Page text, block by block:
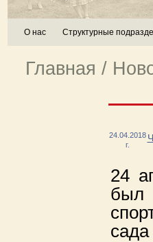
О нас Структурные
Главная /
24.04.2018
г.
24